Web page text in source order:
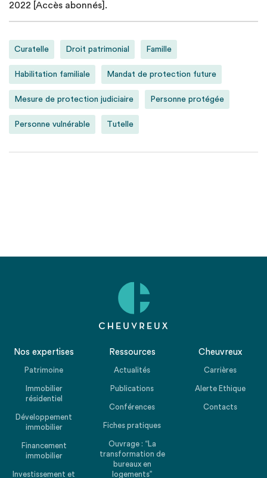
2022 [Accès abonnés].
Curatelle Droit patrimonial Famille
Habilitation familiale Mandat de protection future
Mesure de protection judiciaire Personne protégée
Personne vulnérable Tutelle
Nos expertises
Patrimoine
Immobilier
résidentiel
Développement
immobilier
Financement
immobilier
Investissement et
Ressources
Actualités
Publications
Conférences
Fiches pratiques
Ouvrage : “La
transformation de
bureaux en
logements”
Cheuvreux
Carrières
Alerte Ethique
Contacts